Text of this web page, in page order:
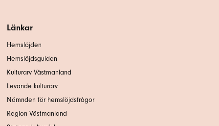
Länkar
Hemslöjden
Hemslöjdsguiden
Kulturarv Västmanland
Levande kulturarv
Nämnden för hemslöjdsfrågor
Region Västmanland